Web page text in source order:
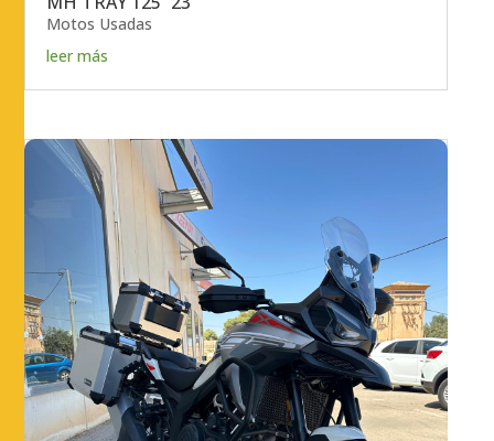
Motos Usadas
leer más